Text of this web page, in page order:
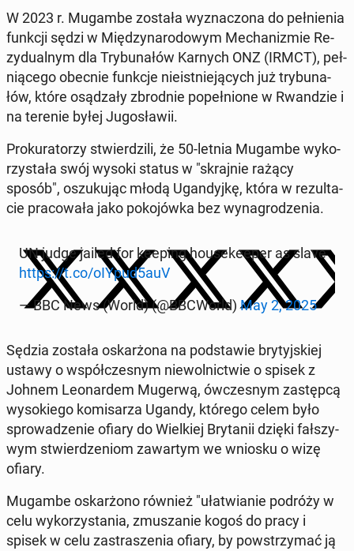
W 2023 r. Mugambe została wy­zna­czo­na do peł­nie­nia
funkcji sędzi w Mię­dzy­na­ro­do­wym Me­cha­ni­zmie Re­
zy­du­al­nym dla Try­bu­na­łów Karnych ONZ (IRMCT), peł­
nią­ce­go obecnie funkcje nie­ist­nie­ją­cych już try­bu­na­
łów, które osą­dza­ły zbrod­nie po­peł­nio­ne w Rwan­dzie i
na terenie byłej Ju­go­sła­wii.
Pro­ku­ra­to­rzy stwier­dzi­li, że 50-letnia Mugambe wy­ko­
rzy­sta­ła swój wysoki status w "skraj­nie rażący
sposób", oszu­ku­jąc młodą Ugan­dyj­kę, która w re­zul­ta­
cie pra­co­wa­ła jako po­ko­jów­ka bez wy­na­gro­dze­nia.
UN judge jailed for keeping ho­use­ke­eper as slave
https://t.co/oIYpud5auV
— BBC News (World) (@BBCWorld)May 2, 2025
Sędzia została oskar­żo­na na pod­sta­wie bry­tyj­skiej
ustawy o współ­cze­snym nie­wol­nic­twie o spisek z
Johnem Le­onar­dem Mugerwą, ów­cze­snym za­stęp­cą
wy­so­kie­go ko­mi­sa­rza Ugandy, którego celem było
spro­wa­dze­nie ofiary do Wiel­kiej Bry­ta­nii dzięki fał­szy­
wym stwier­dze­niom za­war­tym we wniosku o wizę
ofiary.
Mugambe oskar­żo­no również "uła­twia­nie podróży w
celu wy­ko­rzy­sta­nia, zmu­sza­nie kogoś do pracy i
spisek w celu za­stra­sze­nia ofiary, by po­wstrzy­mać ją